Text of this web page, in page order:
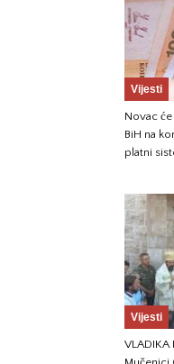
Vijesti
Novac
BiH na
platni
Vijesti
VLADIKA